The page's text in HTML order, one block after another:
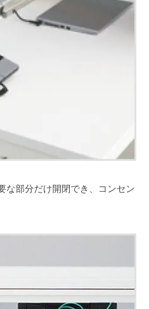
な部分だけ開閉でき、コンセン